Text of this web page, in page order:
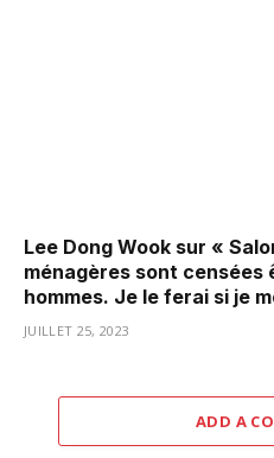
Lee Dong Wook sur «
ménagères sont
hommes. Je le ferai si je
JUILLET 25, 2023
ADD A